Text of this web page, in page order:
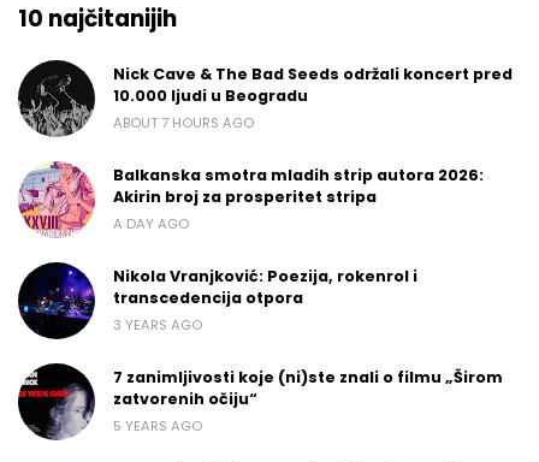
10 najčitanijih
Nick Cave & The Bad Seeds održali koncert pred
10.000 ljudi u Beogradu
ABOUT 7 HOURS AGO
Balkanska smotra mladih strip autora 2026:
Akirin broj za prosperitet stripa
A DAY AGO
Nikola Vranjković: Poezija, rokenrol i
transcedencija otpora
3 YEARS AGO
7 zanimljivosti koje (ni)ste znali o filmu „Širom
zatvorenih očiju“
5 YEARS AGO